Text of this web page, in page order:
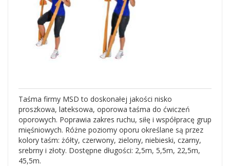
Taśma firmy MSD to doskonałej jakości nisko
proszkowa, lateksowa, oporowa taśma do ćwiczeń
oporowych. Poprawia zakres ruchu, siłę i współpracę grup
mięśniowych. Różne poziomy oporu określane są przez
kolory taśm: żółty, czerwony, zielony, niebieski, czarny,
srebrny i złoty. Dostępne długości: 2,5m, 5,5m, 22,5m,
45,5m.